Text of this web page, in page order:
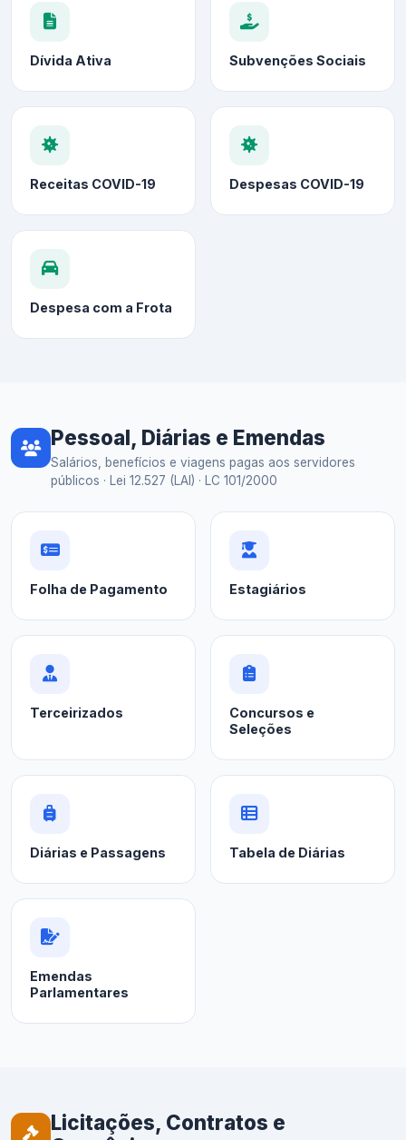
Dívida Ativa Subvenções Sociais
Receitas COVID-19 Despesas COVID-19
Despesa com a Frota
Pessoal, Diárias e Emendas
Salários, benefícios e viagens pagas aos servidores
públicos · Lei 12.527 (LAI) · LC 101/2000
Folha de Pagamento Estagiários
Terceirizados
Concursos e
Seleções
Diárias e Passagens Tabela de Diárias
Emendas
Parlamentares
Licitações, Contratos e